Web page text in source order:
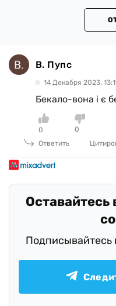
В. Пупс
14 Декабря 2023,
Бекало-вона і є
0
0
Ответить
Оставайтесь
Подписывайтесь